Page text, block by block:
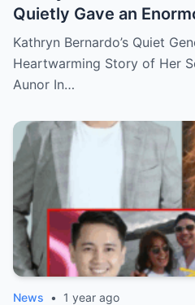
Quietly Gave an
Aunor—The Reason
Your Heart!
Kathryn Bernardo’s Quiet
Heartwarming Story of Her
Aunor In…
News • 1 year ago